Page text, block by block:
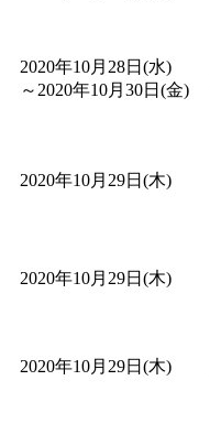
2020年10月28日(水)
～ 2020年10月30日(金)
2020年10月29日(木)
2020年10月29日(木)
2020年10月29日(木)